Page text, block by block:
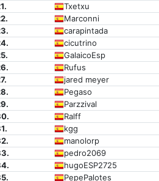
Txetxu
Marconni
carapintada
cicutrino
GalaicoEsp
Rufus
jared meyer
Pegaso
Parzzival
Ralff
kgg
manolorp
pedro2069
hugoESP2725
PepePalotes